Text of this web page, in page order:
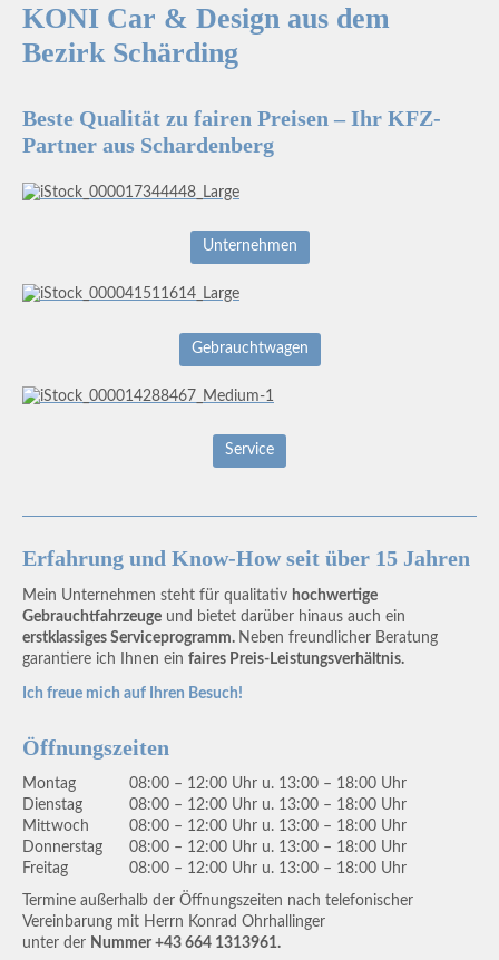
KONI Car & Design aus dem
Bezirk Schärding
Beste Qualität zu fairen Preisen – Ihr KFZ-
Partner aus Schardenberg
Unternehmen
Gebrauchtwagen
Service
Erfahrung und Know-How seit über 15 Jahren
Mein Unternehmen steht für qualitativ hochwertige
Gebrauchtfahrzeuge und bietet darüber hinaus auch ein
erstklassiges Serviceprogramm. Neben freundlicher Beratung
garantiere ich Ihnen ein faires Preis-Leistungsverhältnis.
Ich freue mich auf Ihren Besuch!
Öffnungszeiten
Montag
08:00 – 12:00 Uhr u. 13:00 – 18:00 Uhr
Dienstag
08:00 – 12:00 Uhr u. 13:00 – 18:00 Uhr
Mittwoch
08:00 – 12:00 Uhr u. 13:00 – 18:00 Uhr
Donnerstag 08:00 – 12:00 Uhr u. 13:00 – 18:00 Uhr
Freitag
08:00 – 12:00 Uhr u. 13:00 – 18:00 Uhr
Termine außerhalb der Öffnungszeiten nach telefonischer
Vereinbarung mit Herrn Konrad Ohrhallinger
unter der Nummer +43 664 1313961.